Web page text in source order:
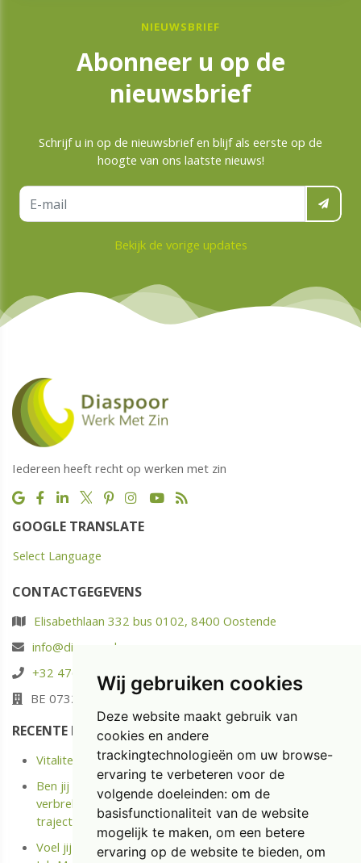
Wij gebruiken cookies
Deze website maakt gebruik van
cookies en andere
trackingtechnologieën om uw browse-
ervaring te verbeteren voor de
volgende doeleinden: om de
basisfunctionaliteit van de website
mogelijk te maken, om een betere
ervaring op de website te bieden, om
NIEUWSBRIEF
Abonneer u op de
nieuwsbrief
Schrijf u in op de nieuwsbrief en blijf als eerste op de
hoogte van ons laatste nieuws!
Bekijk de vorige updates
Iedereen heeft recht op werken met zin
GOOGLE TRANSLATE
Select Language
CONTACTGEGEVENS
Elisabethlaan 332 bus 0102, 8400 Oostende
info@diaspoor.be
+32 476 88 05 37
BE 0732.580.523
RECENTE POSTS
Vitaliteit: energie opladen in plaats van enkel uitrusten
Ben jij langdurige ziek of Kreeg je onlangs een Medische
verbreking? Ontdek het kostenloze Terug naar Werk
traject.
Voel jij je niet meer gemotiveerd op jouw job? Doe de